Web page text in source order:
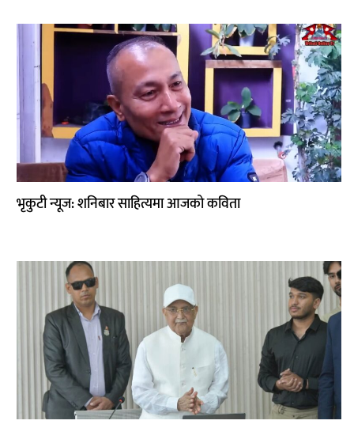
भृकुटी न्यूज: शनिबार साहित्यमा आजको कविता